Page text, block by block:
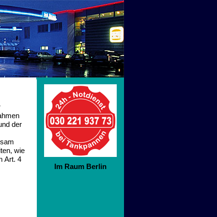
der
wie
Art. 4
Im Raum Berlin